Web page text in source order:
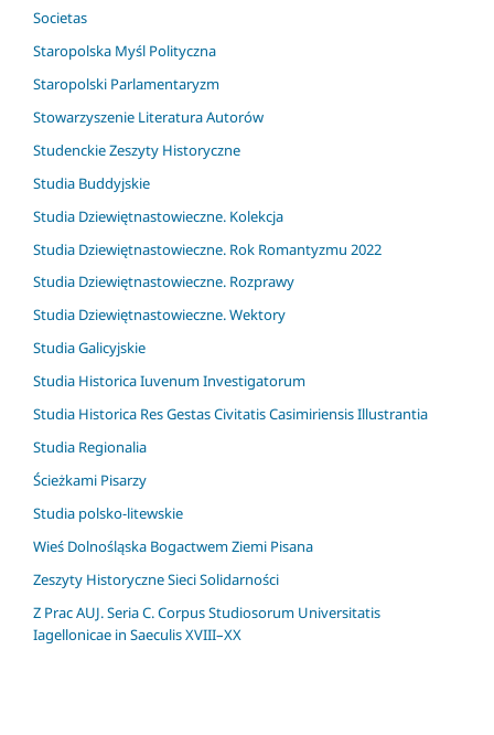
Societas
Staropolska Myśl Polityczna
Staropolski Parlamentaryzm
Stowarzyszenie Literatura Autorów
Studenckie Zeszyty Historyczne
Studia Buddyjskie
Studia Dziewiętnastowieczne. Kolekcja
Studia Dziewiętnastowieczne. Rok Romantyzmu 2022
Studia Dziewiętnastowieczne. Rozprawy
Studia Dziewiętnastowieczne. Wektory
Studia Galicyjskie
Studia Historica Iuvenum Investigatorum
Studia Historica Res Gestas Civitatis Casimiriensis Illustrantia
Studia Regionalia
Ścieżkami Pisarzy
Studia polsko-litewskie
Wieś Dolnośląska Bogactwem Ziemi Pisana
Zeszyty Historyczne Sieci Solidarności
Z Prac AUJ. Seria C. Corpus Studiosorum Universitatis
Iagellonicae in Saeculis XVIII–XX